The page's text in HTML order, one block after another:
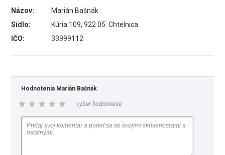
Názov:
Marián Bašnák
Sídlo:
Kúria 109, 922 05 Chtelnica
IČO:
33999112
Hodnotenia Marián Bašnák
vyber hodnotenie